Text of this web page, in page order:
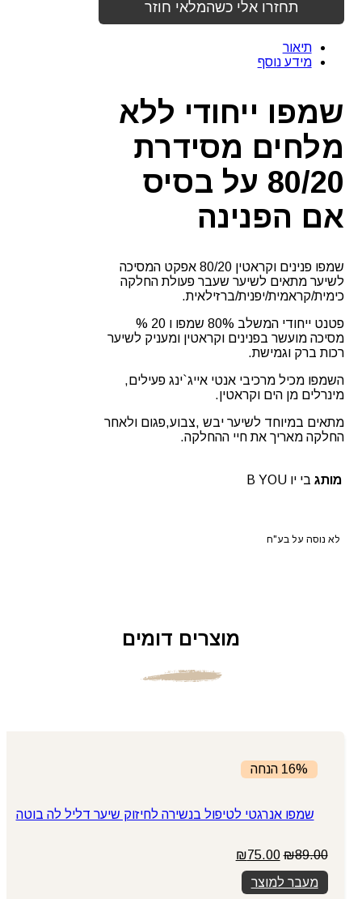
תיאור
מידע נוסף
שמפו ייחודי ללא
מלחים מסידרת
80/20 על בסיס
אם הפנינה
שמפו פנינים וקראטין 80/20 אפקט המסיכה
לשיער מתאים לשיער שעבר פעולת החלקה
כימית/קראמית/יפנית/ברזילאית.
פטנט ייחודי המשלב 80% שמפו ו 20 %
מסיכה מועשר בפנינים וקראטין ומעניק לשיער
רכות ברק וגמישת.
השמפו מכיל מרכיבי אנטי אייג`ינג פעילים,
מינרלים מן הים וקראטין.
מתאים במיוחד לשיער יבש ,צבוע,פגום ולאחר
החלקה מאריך את חיי ההחלקה.
מותג בי יו B YOU
לא נוסה על בע"ח
מוצרים דומים
16% הנחה
שמפו אנרגטי לטיפול בנשירה לחיזוק שיער דליל לה בוטה
₪89.00
המחיר
המקורי
היה:
₪75.00
מעבר למוצר